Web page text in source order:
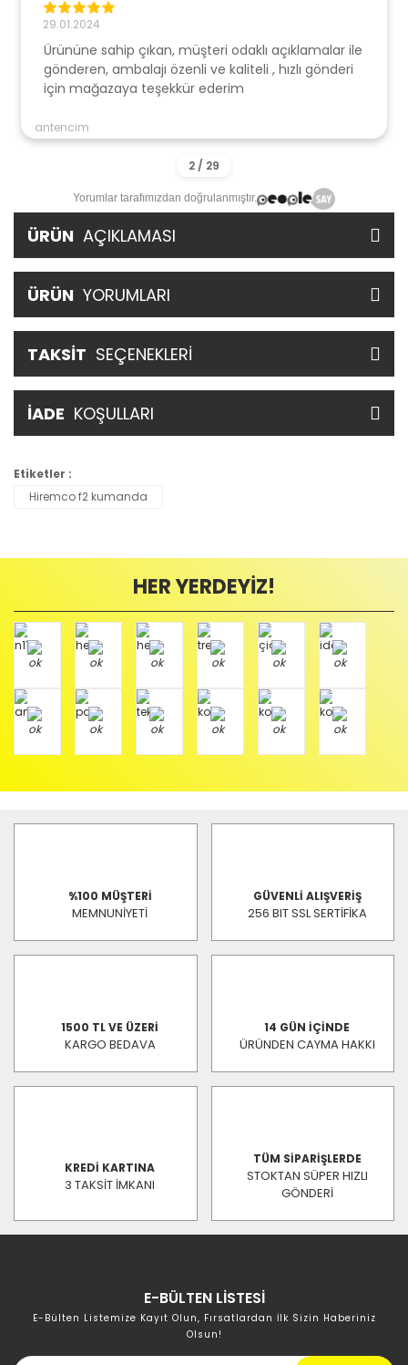
29.01.2024
Ürününe sahip çıkan, müşteri odaklı açıklamalar ile
gönderen, ambalajı özenli ve kaliteli , hızlı gönderi
için mağazaya teşekkür ederim
antencim
Yorumlar tarafımızdan doğrulanmıştır.
ÜRÜN AÇIKLAMASI
ÜRÜN YORUMLARI
TAKSİT SEÇENEKLERİ
İADE KOŞULLARI
Etiketler :
Hiremco f2 kumanda
HER YERDEYİZ!
%100 MÜŞTERİ
MEMNUNİYETİ
GÜVENLİ ALIŞVERİŞ
256 BIT SSL SERTİFİKA
1500 TL VE ÜZERİ
KARGO BEDAVA
14 GÜN İÇİNDE
ÜRÜNDEN CAYMA HAKKI
KREDİ KARTINA
3 TAKSİT İMKANI
TÜM SİPARİŞLERDE
STOKTAN SÜPER HIZLI
GÖNDERİ
E-BÜLTEN LİSTESİ
E-Bülten Listemize Kayıt Olun, Fırsatlardan İlk Sizin Haberiniz
Olsun!